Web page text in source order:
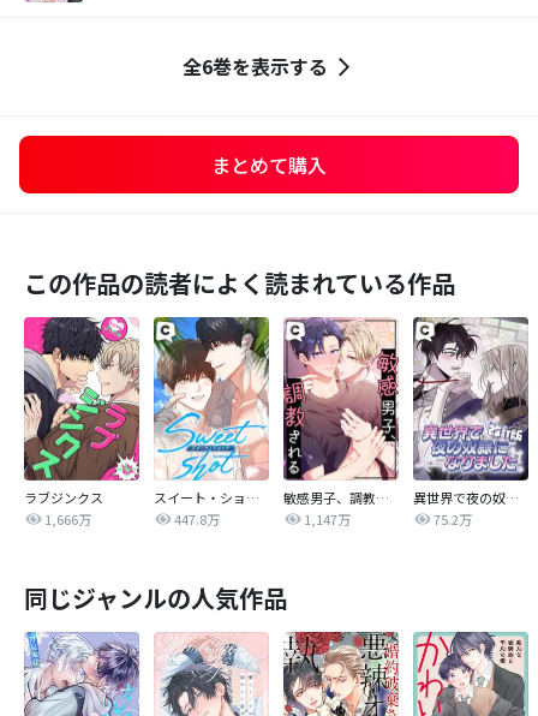
全6巻を表示する
まとめて購入
この作品の読者によく読まれている作品
ラブジンクス
1,666万
スイート・ショット
447.8万
敏感男子、調教される
1,147万
異世界で夜の奴隷になりました【改訂版】
75.2万
同じジャンルの人気作品